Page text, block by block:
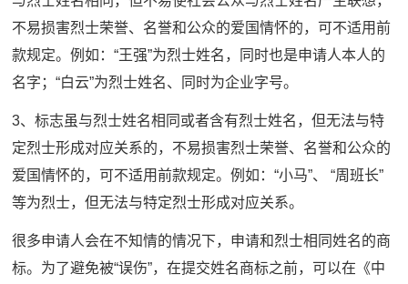
不易损害烈士荣誉、名誉和公众的爱国情怀的，可不适用前
款规定。例如：“王强”为烈士姓名，同时也是申请人本人的
名字；“白云”为烈士姓名、同时为企业字号。
3、标志虽与烈士姓名相同或者含有烈士姓名，但无法与特
定烈士形成对应关系的，不易损害烈士荣誉、名誉和公众的
爱国情怀的，可不适用前款规定。例如：“小马”、 “周班长”
等为烈士，但无法与特定烈士形成对应关系。
很多申请人会在不知情的情况下，申请和烈士相同姓名的商
标。为了避免被“误伤”，在提交姓名商标之前，可以在《中